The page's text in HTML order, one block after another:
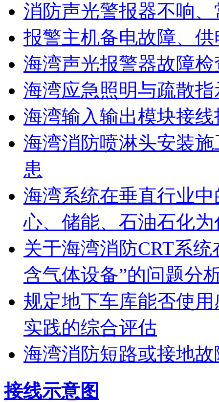
消防声光警报器不响
报警主机备电故障、
海湾声光报警器故障
海湾应急照明与疏散
海湾输入输出模块接
海湾消防喷淋头安装
患
海湾系统在垂直行业
心、储能、石油石化
关于海湾消防CRT系
含气体设备”的问题分
规定地下车库能否使
实践的综合评估
海湾消防短路或接地
接线示意图